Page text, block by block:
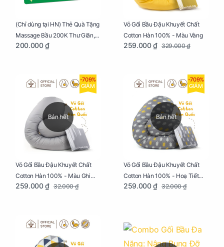
(Chỉ dùng tại HN) Thẻ Quà Tặng
Massage Bầu 200K Thư Giãn,
Tăng Tuần Hoàn Máu, Ngủ
200.000 ₫
Vỏ Gối Bầu Đậu Khuyết Chất
Cotton Hàn 100% - Màu Vàng
259.000 ₫ 329.000 ₫
Bán hết
-709%
GIẢM
Vỏ Gối Bầu Đậu Khuyết Chất
Cotton Hàn 100% - Màu Ghi
Xám
259.000 ₫ 32.000 ₫
Bán hết
-709%
GIẢM
Vỏ Gối Bầu Đậu Khuyết Chất
Cotton Hàn 100% - Hoạ Tiết
Xương Cá
259.000 ₫ 32.000 ₫